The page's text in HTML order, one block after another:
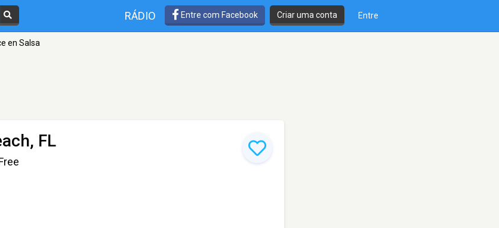
RÁDIO Entre com Facebook Criar uma conta Entre
en Salsa
FL